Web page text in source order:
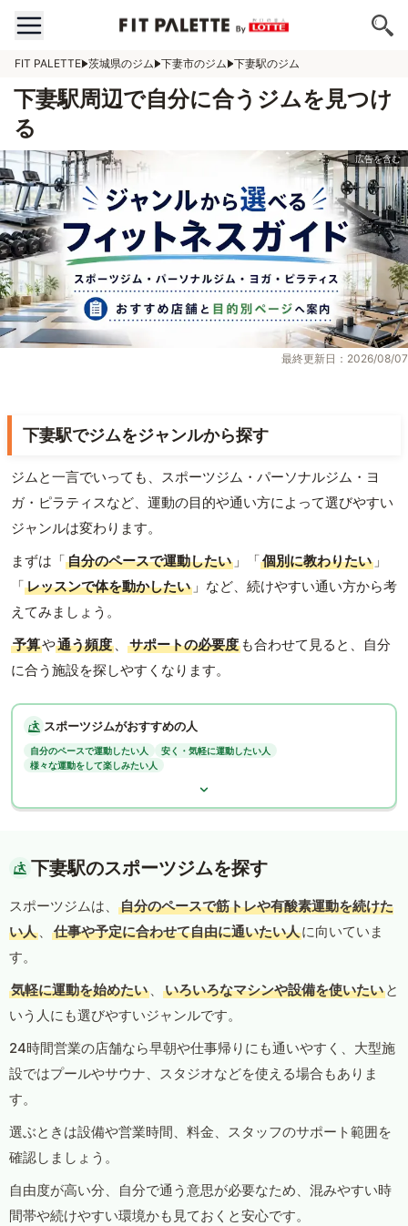
FIT PALETTE 茨城県のジム 下妻市のジム 下妻駅のジム
下妻駅周辺で自分に合うジムを見つけ
る
最終更新日：2026/08/07
下妻駅でジムをジャンルから探す
ジムと一言でいっても、スポーツジム・パーソナルジム・ヨ
ガ・ピラティスなど、運動の目的や通い方によって選びやすい
ジャンルは変わります。
まずは「自分のペースで運動したい 」「個別に教わりたい 」
「レッスンで体を動かしたい 」など、続けやすい通い方から考
えてみましょう。
予算や通う頻度 、 サポートの必要度 も合わせて見ると、自分
に合う施設を探しやすくなります。
スポーツジムがおすすめの人
自分のペースで運動したい人
安く・気軽に運動したい人
様々な運動をして楽しみたい人
下妻駅のスポーツジムを探す
スポーツジムは、
自分のペースで筋トレや有酸素運動を続けた
い人 、 仕事や予定に合わせて自由に通いたい人に向いていま
す。
気軽に運動を始めたい 、 いろいろなマシンや設備を使いたい と
いう人にも選びやすいジャンルです。
24時間営業の店舗なら早朝や仕事帰りにも通いやすく、大型施
設ではプールやサウナ、スタジオなどを使える場合もありま
す。
選ぶときは設備や営業時間、料金、スタッフのサポート範囲を
確認しましょう。
自由度が高い分、自分で通う意思が必要なため、混みやすい時
間帯や続けやすい環境かも見ておくと安心です。